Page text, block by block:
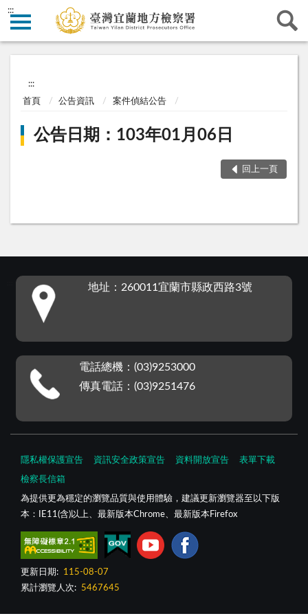
:::
:::
首頁 公告資訊 案件偵結公告
公告日期：103年01月06日
回上一頁
地址：260011宜蘭市縣政西路3號
電話總機：(03)9253000
傳真電話：(03)9251476
隱私權保護宣告 資訊安全政策宣告 資料開放宣告 表單下載
檢察長信箱
為提供更為穩定的瀏覽品質與使用體驗，建議更新瀏覽器至以下版
本：IE11(含)以上、最新版本Chrome、最新版本Firefox
更新日期:
115-08-07
累計瀏覽人次:
5467645